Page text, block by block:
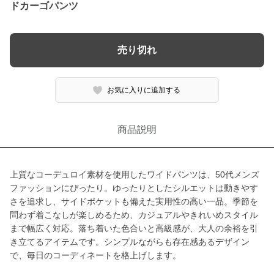
ドカーゴパンツ
売り切れ
お気に入りに追加する
商品説明
上質なコーデュロイ素材を使用したワイドパンツは、50代メンズ
ファッションにぴったり。ゆったりとしたシルエットは動きやす
さを追求し、サイドポケットも備えた実用性の高い一品。季節を
問わず着こなしが楽しめるため、カジュアルやきれいめスタイル
まで幅広く対応。落ち着いた色合いと高級感が、大人の余裕を引
き立てるアイテムです。シンプルながらも存在感あるデザイン
で、毎日のコーディネートを格上げします。